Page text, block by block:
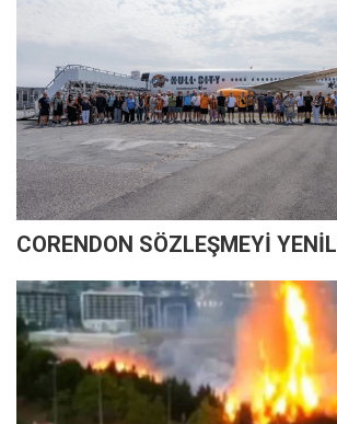
CORENDON SÖZLEŞMEYİ